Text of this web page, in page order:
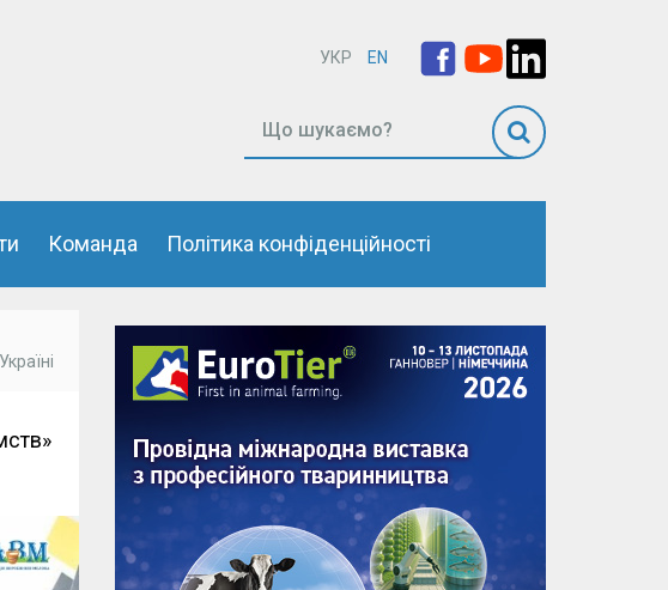
УКР EN
Команда Політика конфіденційності